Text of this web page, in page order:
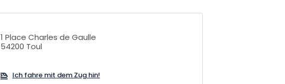
1 Place Charles de Gaulle
54200 Toul
Ich fahre mit dem Zug hin!